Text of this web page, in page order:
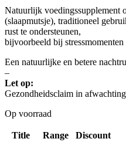
Natuurlijk voedingssupplement
(slaapmutsje), traditioneel
rust te ondersteunen,
bijvoorbeeld bij
Een natuurlijke en betere
–
Let op:
Gezondheidsclaim in
Op voorraad
Title Range
Discount